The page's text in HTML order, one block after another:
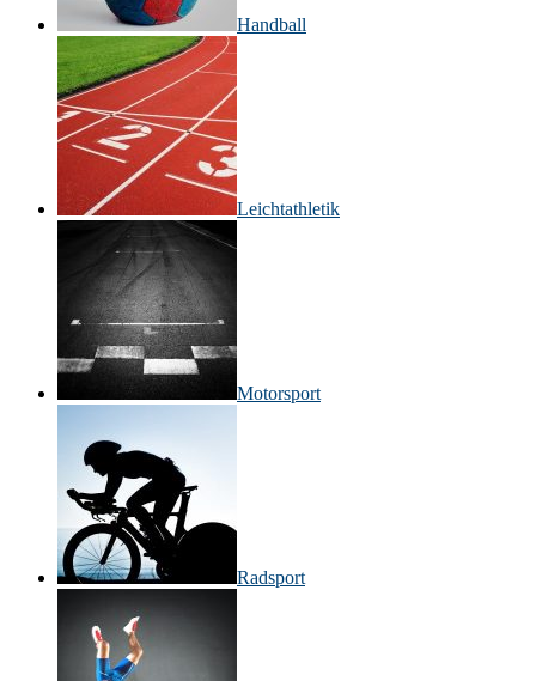
Handball
Leichtathletik
Motorsport
Radsport